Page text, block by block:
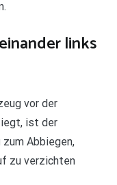
links
vor der
ist der
Abbiegen,
zu verzichten